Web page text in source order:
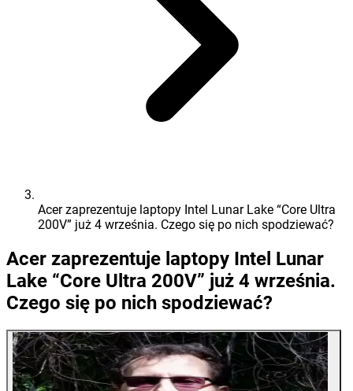
Acer zaprezentuje laptopy Intel Lunar Lake “Core Ultra
200V” już 4 września. Czego się po nich spodziewać?
Acer zaprezentuje laptopy Intel Lunar
Lake “Core Ultra 200V” już 4 września.
Czego się po nich spodziewać?